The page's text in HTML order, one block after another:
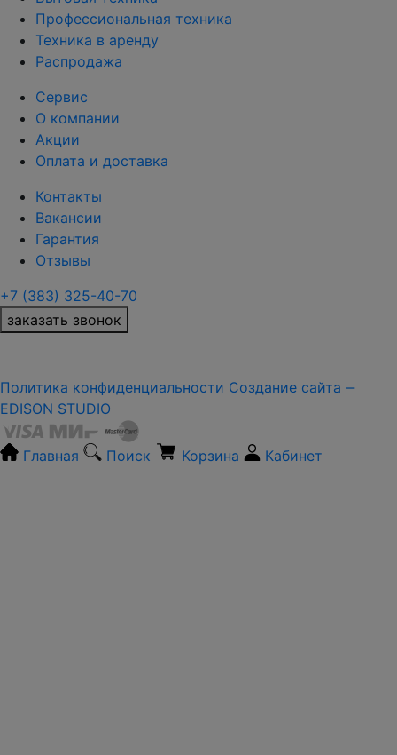
Профессиональная техника
Техника в аренду
Распродажа
Сервис
О компании
Акции
Оплата и доставка
Контакты
Вакансии
Гарантия
Отзывы
+7 (383) 325-40-70
заказать звонок
Политика конфиденциальности Создание сайта ‒
EDISON STUDIO
Главная Поиск Корзина Кабинет